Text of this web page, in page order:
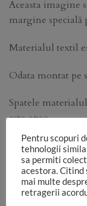
Aceasta imagine
margine specială
Materialul textil
Odata montat pe
Spatele
este opac.
Functie de
aparatului foto,
difere.
Pentru scopuri
tehnologii
sa permiti
acestora. Citind
mai multe
retragerii